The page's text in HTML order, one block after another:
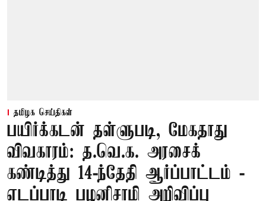
தமிழக செய்திகள்
பயிர்க்கடன் தள்ளுபடி, மேகதாது
விவகாரம்: த.வெ.க. அரசைக்
கண்டித்து 14-ந்தேதி ஆர்ப்பாட்டம் -
எடப்பாடி பழனிசாமி அறிவிப்பு